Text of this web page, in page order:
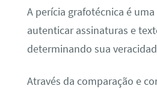
A perícia grafotécnica é
autenticar assinaturas e
determinando sua
Através da comparação e